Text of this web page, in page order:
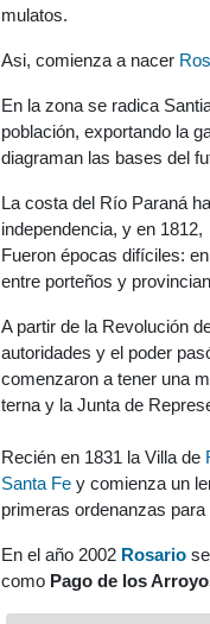
mulatos.
Asi, comienza a nacer
En la zona se radica
población, exportando la
diagraman las bases del
La costa del Río Paraná
independencia, y en
Fueron épocas difíciles:
entre porteños y
A partir de la Revolución
autoridades y el poder
comenzaron a tener una
terna y la Junta de
Recién en 1831 la Villa de
Santa Fe y comienza un
primeras ordenanzas
En el año 2002 Rosario
como Pago de los